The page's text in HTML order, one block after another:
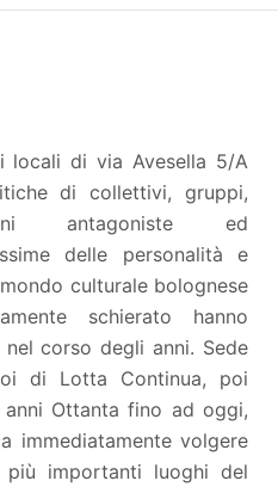
locali di via Avesella 5/A
di collettivi, gruppi,
antagoniste ed
delle personalità e
culturale bolognese
schierato hanno
corso degli anni. Sede
di Lotta Continua, poi
Ottanta fino ad oggi,
immediatamente volgere
importanti luoghi del